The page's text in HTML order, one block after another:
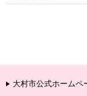
大村市公式ホームペ